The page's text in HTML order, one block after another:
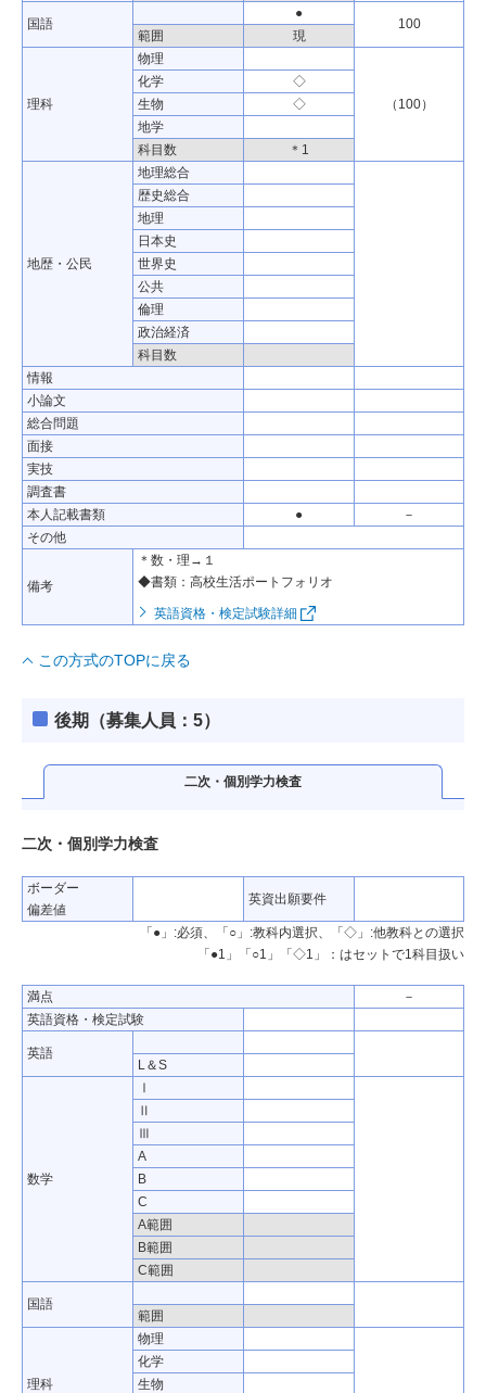
国語
●
100
範囲 現
理科
物理
（100）
化学
◇
生物
◇
地学
科目数
＊1
地歴・公民
地理総合
歴史総合
地理
日本史
世界史
公共
倫理
政治経済
科目数
情報
小論文
総合問題
面接
実技
調査書
本人記載書類
●
－
その他
備考
＊数・理→１
◆書類：高校生活ポートフォリオ
英語資格・検定試験詳細
この方式のTOPに戻る
後期（募集人員：5）
二次・個別学力検査
二次・個別学力検査
ボーダー
偏差値
英資出願要件
「●」:必須、「○」:教科内選択、「◇」:他教科との選択
「●1」「○1」「◇1」：はセットで1科目扱い
満点
－
英語資格・検定試験
英語
L＆S
数学
Ⅰ
Ⅱ
Ⅲ
A
B
C
A範囲
B範囲
C範囲
国語
範囲
理科
物理
化学
生物